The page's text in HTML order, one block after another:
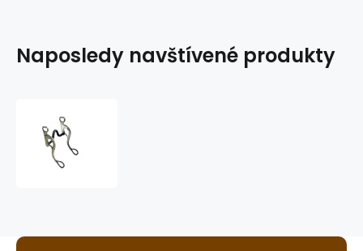
Naposledy navštívené produkty